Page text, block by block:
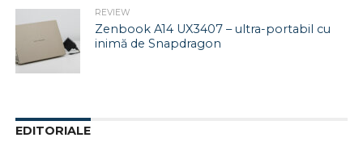
REVIEW
Zenbook A14 UX3407 – ultra-portabil cu
inimă de Snapdragon
EDITORIALE